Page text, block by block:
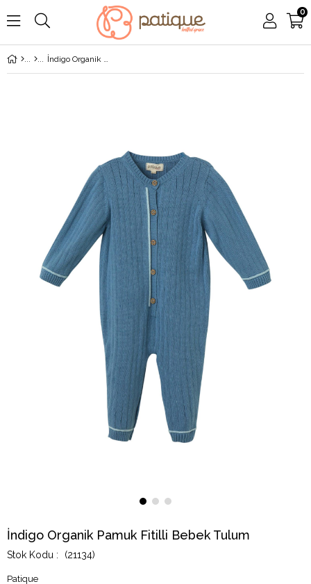
0
İndigo Organik Pamuk Fitilli Bebek Tulum
İndigo Organik Pamuk Fitilli Bebek Tulum
(21134)
Patique